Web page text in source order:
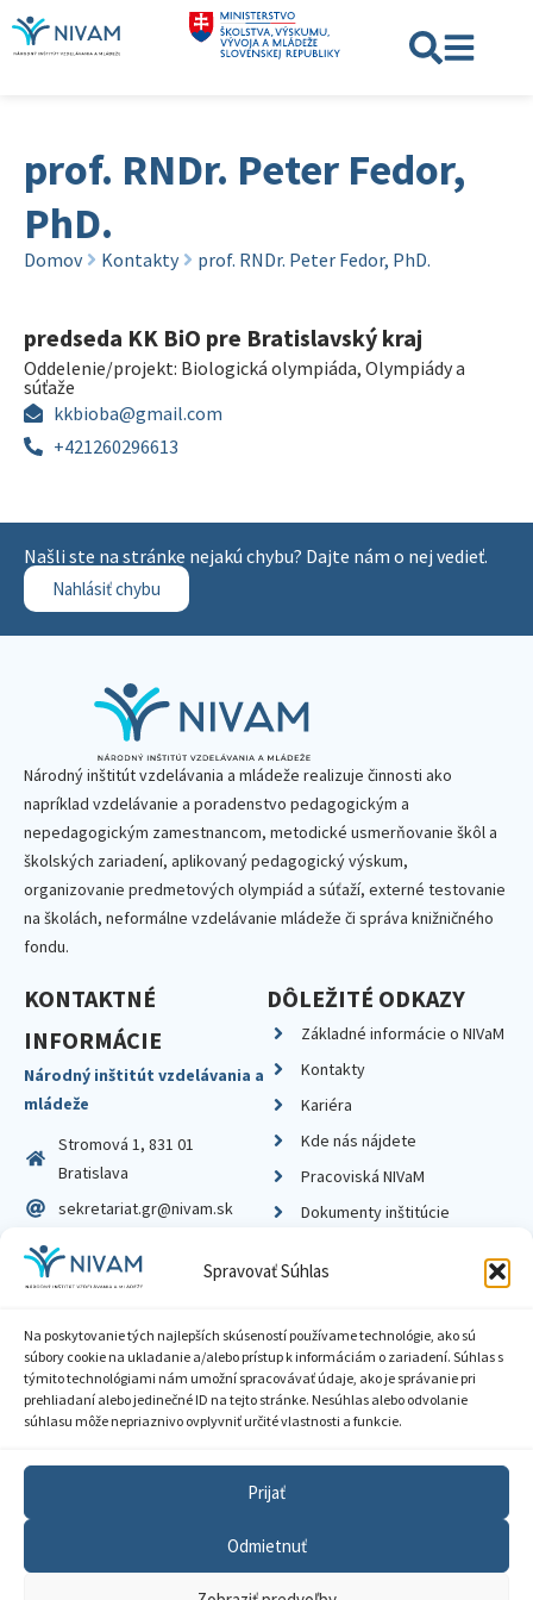
Spravovať Súhlas
Na poskytovanie tých najlepších skúseností používame technológie, ako sú
súbory cookie na ukladanie a/alebo prístup k informáciám o zariadení. Súhlas s
týmito technológiami nám umožní spracovávať údaje, ako je správanie pri
prehliadaní alebo jedinečné ID na tejto stránke. Nesúhlas alebo odvolanie
súhlasu môže nepriaznivo ovplyvniť určité vlastnosti a funkcie.
Prijať
Odmietnuť
prof. RNDr. Peter Fedor,
PhD.
Domov Kontakty prof. RNDr. Peter Fedor, PhD.
predseda KK BiO pre Bratislavský kraj
Oddelenie/projekt: Biologická olympiáda, Olympiády a
súťaže
kkbioba@gmail.com
+421260296613
Našli ste na stránke nejakú chybu? Dajte nám o nej vedieť.
Nahlásiť chybu
Národný inštitút vzdelávania a mládeže realizuje činnosti ako
napríklad vzdelávanie a poradenstvo pedagogickým a
nepedagogickým zamestnancom, metodické usmerňovanie škôl a
školských zariadení, aplikovaný pedagogický výskum,
organizovanie predmetových olympiád a súťaží, externé testovanie
na školách, neformálne vzdelávanie mládeže či správa knižničného
fondu.
KONTAKTNÉ
INFORMÁCIE
Národný inštitút vzdelávania a
mládeže
Stromová 1, 831 01
Bratislava
sekretariat.gr@nivam.sk
IČO: 00164348
DIČ: 2020798714
DÔLEŽITÉ ODKAZY
Základné informácie o NIVaM
Kontakty
Kariéra
Kde nás nájdete
Pracoviská NIVaM
Dokumenty inštitúcie
Zásady ochrany súkromia
Sprístupnenie informácií